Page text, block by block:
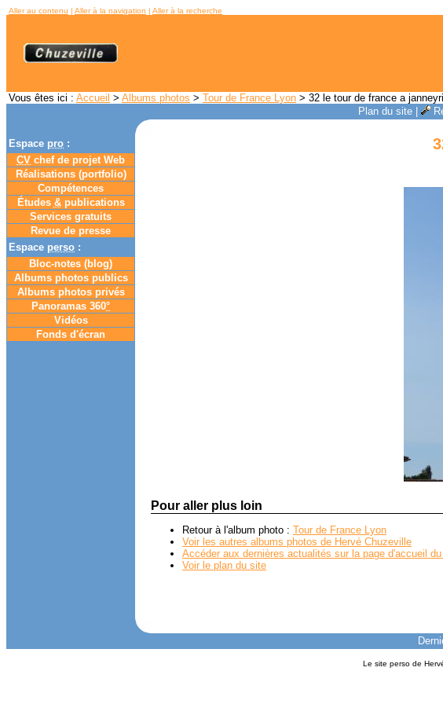
Aller au contenu | Aller à la navigation | Aller à la recherche
Vous êtes ici : Accueil > Albums photos > Tour de France Lyon > 32 le tour de france a
Plan du site|
Espace pro :
CV chef de projet Web
Réalisations (portfolio)
Compétences
Études &publications
Services gratuits
Revue de presse
Espace perso :
Bloc-notes (blog)
Albums photos publics
Albums photos privés
Panoramas 360°
Vidéos
Fonds d'écran
Pour aller plus loin
Retour à l'album photo : Tour de France Lyon
Voir les autres albums photos de Hervé Chuzeville
Accéder aux dernières actualités sur la page d'accueil
Voir le plan du site
Le site perso de